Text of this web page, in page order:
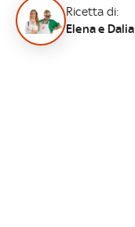
Ricetta di:
Elena e Dalia